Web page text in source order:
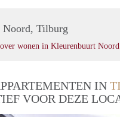
Noord, Tilburg
wonen in Kleurenbuurt Noord
IN
VOOR DEZE